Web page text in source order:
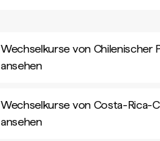
Wechselkurse von Chilenischer
ansehen
Wechselkurse von Costa-Rica-
ansehen